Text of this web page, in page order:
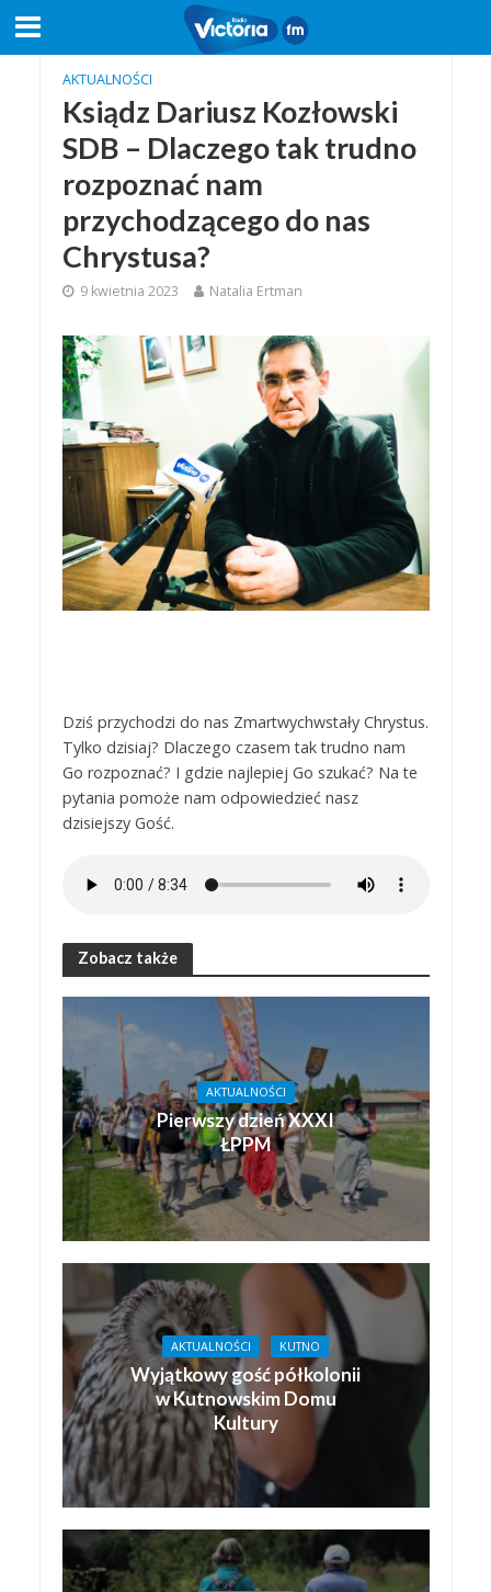
AKTUALNOŚCI
Ksiądz Dariusz Kozłowski
SDB – Dlaczego tak trudno
rozpoznać nam
przychodzącego do nas
Chrystusa?
9 kwietnia 2023 Natalia Ertman
Dziś przychodzi do nas Zmartwychwstały Chrystus.
Tylko dzisiaj? Dlaczego czasem tak trudno nam
Go rozpoznać? I gdzie najlepiej Go szukać? Na te
pytania pomoże nam odpowiedzieć nasz
dzisiejszy Gość.
Zobacz także
AKTUALNOŚCI
Pierwszy dzień XXXI
ŁPPM
AKTUALNOŚCI KUTNO
Wyjątkowy gość półkolonii
w Kutnowskim Domu
Kultury